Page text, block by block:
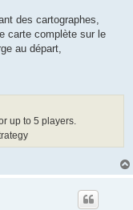
des cartographes,
carte complète sur le
au départ,
up to 5 players.